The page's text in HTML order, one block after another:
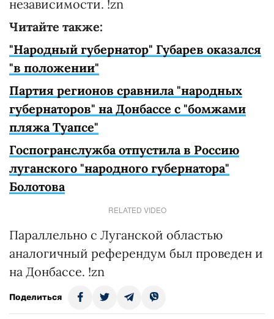
независимости. !zn
Читайте также:
"Народный губернатор" Губарев оказался
"в положении"
Партия регионов сравнила "народных
губернаторов" на Донбассе с "бомжами
пляжа Туапсе"
Госпогранслужба отпустила в Россию
луганского "народного губернатора"
Болотова
RELATED VIDEO
Параллельно с Луганской областью
аналогичный референдум был проведен и
на Донбассе. !zn
Поделиться